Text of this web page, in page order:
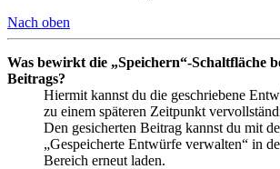
Nach oben
Was bewirkt die „Speichern“-Schaltfläche
Beitrags?
Hiermit kannst du die geschriebene
zu einem späteren Zeitpunkt
Den gesicherten Beitrag kannst du mit
„Gespeicherte Entwürfe verwalten“ in
Bereich erneut laden.